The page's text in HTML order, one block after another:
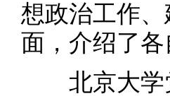
想政治工作
面，介绍了
北京大学党